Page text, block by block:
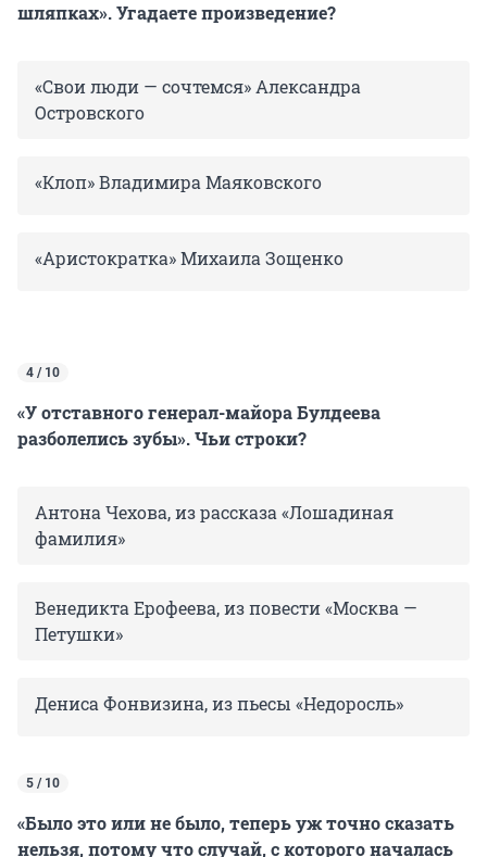
шляпках». Угадаете произведение?
«Свои люди — сочтемся» Александра
Островского
«Клоп» Владимира Маяковского
«Аристократка» Михаила Зощенко
4 / 10
«У отставного генерал-майора Булдеева
разболелись зубы». Чьи строки?
Антона Чехова, из рассказа «Лошадиная
фамилия»
Венедикта Ерофеева, из повести «Москва —
Петушки»
Дениса Фонвизина, из пьесы «Недоросль»
5 / 10
«Было это или не было, теперь уж точно сказать
нельзя, потому что случай, с которого началась